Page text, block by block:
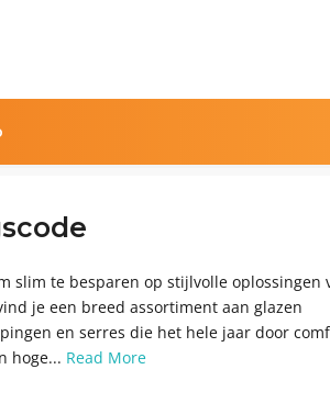
slim te besparen op stijlvolle oplossingen
je een breed assortiment aan glazen
en serres die het hele jaar door
hoge... Read More